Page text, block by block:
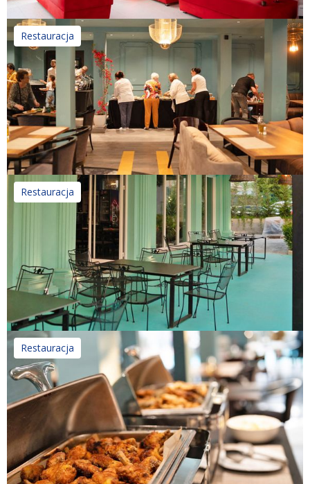
Restauracja
Restauracja
Restauracja